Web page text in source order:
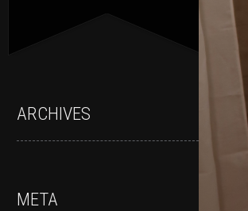
ARCHIVES
META